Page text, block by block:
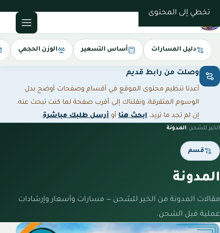
تخطي إلى المحتوى
دليل المسارات أساس التسعير الوزن الحجمي
وصلت من رابط قديم
أعدنا تنظيم محتوى الموقع في أقسام وصفحات أوضح بدل
الوسوم المتفرقة، ونقلناك إلى أقرب صفحة لما كنت تبحث عنه.
إن لم تجد ما تريد، ابحث هنا أو أرسل طلبك مباشرة.
الخير للشحن/المدونة
قسم
المدونة
مقالات المدونة من الخير للشحن — مسارات وأسعار وإرشادات
عملية قبل الشحن.